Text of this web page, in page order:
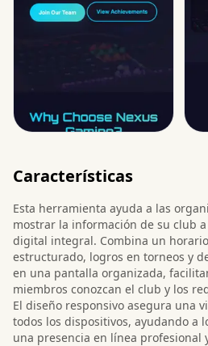
Características
Esta herramienta ayuda a las
mostrar la información de su club
digital integral. Combina un
estructurado, logros en torneos y
en una pantalla organizada,
miembros conozcan el club y los
El diseño responsivo asegura una
todos los dispositivos, ayudando a
una presencia en línea profesional